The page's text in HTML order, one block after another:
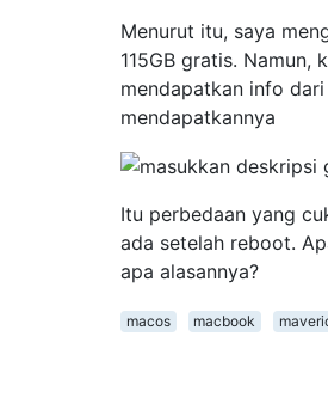
Menurut itu, saya
115GB gratis. Namun,
mendapatkan info
mendapatkannya
Itu perbedaan yang
ada setelah reboot.
apa alasannya?
macos macbook